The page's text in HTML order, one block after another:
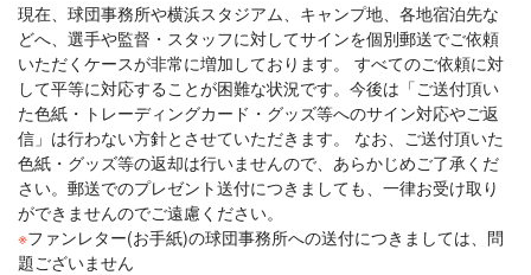
現在、球団事務所や横浜スタジアム、キャンプ地、各地宿泊先な
どへ、選手や監督・スタッフに対してサインを個別郵送でご依頼
いただくケースが非常に増加しております。 すべてのご依頼に対
して平等に対応することが困難な状況です。今後は「ご送付頂い
た色紙・トレーディングカード・グッズ等へのサイン対応やご返
信」は行わない方針とさせていただきます。 なお、ご送付頂いた
色紙・グッズ等の返却は行いませんので、あらかじめご了承くだ
さい。郵送でのプレゼント送付につきましても、一律お受け取り
ができませんのでご遠慮ください。
※ファンレター(お手紙)の球団事務所への送付につきましては、問
題ございません